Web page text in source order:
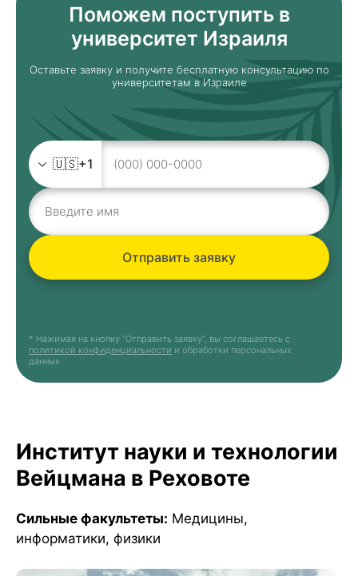
Поможем поступить в
университет Израиля
Оставьте заявку и получите бесплатную консультацию по
университетам в Израиле
* Нажимая на кнопку “Отправить заявку”, вы соглашаетесь с
политикой конфиденциальности и обработки персональных
данных
🇺🇸+1
Отправить заявку
Институт науки и технологии
Вейцмана в Реховоте
Сильные факультеты: Медицины,
информатики, физики